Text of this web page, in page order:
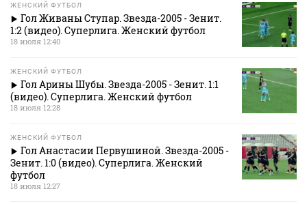
ЖЕНСКИЙ ФУТБОЛ
Гол Живаны Ступар. Звезда-2005 - Зенит.
1:2 (видео). Суперлига. Женский футбол
18 июля 12:40
ЖЕНСКИЙ ФУТБОЛ
Гол Арины Шубы. Звезда-2005 - Зенит. 1:1
(видео). Суперлига. Женский футбол
18 июля 12:28
ЖЕНСКИЙ ФУТБОЛ
Гол Анастасии Первушиной. Звезда-2005 -
Зенит. 1:0 (видео). Суперлига. Женский
футбол
18 июля 12:27